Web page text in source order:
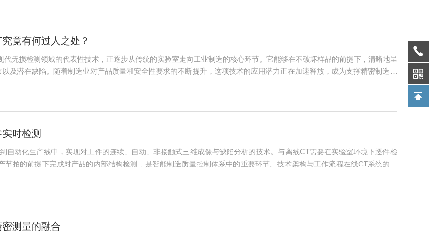
竟有何过人之处？
代无损检测领域的代表性技术，正逐步从传统的实验室走向工业制造的核心环节。它能够在不破坏样品的前提下，清晰地呈
及潜在缺陷。随着制造业对产品质量和安全性要求的不断提升，这项技术的应用潜力正在加速释放，成为支撑精密制造产
算机图像重建算法，将这些多角度...
时检测
自动化生产线中，实现对工件的连续、自动、非接触式三维成像与缺陷分析的技术。与离线CT需要在实验室环境下逐件检
节拍的前提下完成对产品的内部结构检测，是智能制造质量控制体系中的重要环节。技术架构与工作流程在线CT系统的核
在系统架构上，在线CT通常...
测量的融合